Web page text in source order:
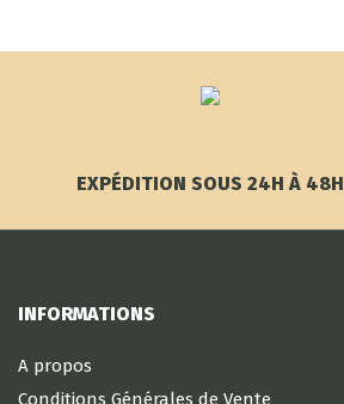
EXPÉDITION SOUS 24H À 48H
INFORMATIONS
A propos
Conditions Générales de Vente